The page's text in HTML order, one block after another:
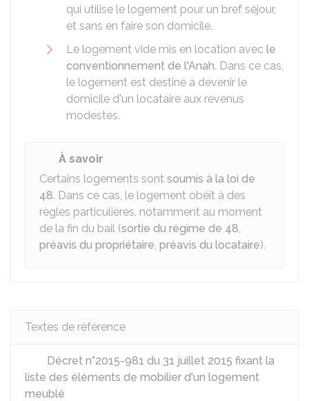
qui utilise le logement pour un bref séjour,
et sans en faire son domicile.
Le logement vide mis en location avec le
conventionnement de l'Anah. Dans ce cas,
le logement est destiné à devenir le
domicile d'un locataire aux revenus
modestes.
À savoir
Certains logements sont soumis à la loi de
48. Dans ce cas, le logement obéit à des
règles particulières, notamment au moment
de la fin du bail (sortie du régime de 48,
préavis du propriétaire, préavis du locataire).
Textes de référence
Décret n°2015-981 du 31 juillet 2015 fixant la
liste des éléments de mobilier d'un logement
meublé